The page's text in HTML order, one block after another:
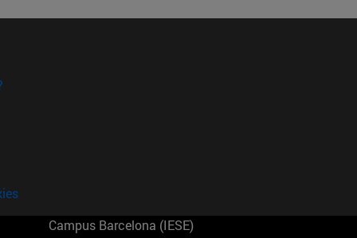
Campus Barcelona (IESE)